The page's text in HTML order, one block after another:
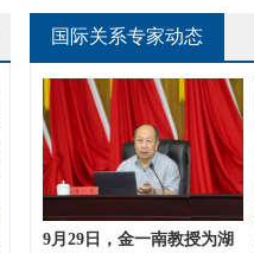
国际关系专家动态
9月29日，金一南教授为湖